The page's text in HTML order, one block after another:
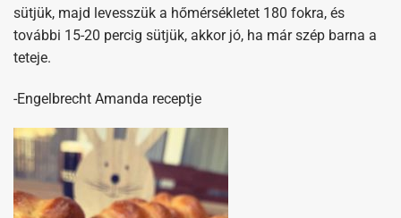
sütjük, majd levesszük a hőmérsékletet 180 fokra, és
további 15-20 percig sütjük, akkor jó, ha már szép barna a
teteje.
-Engelbrecht Amanda receptje